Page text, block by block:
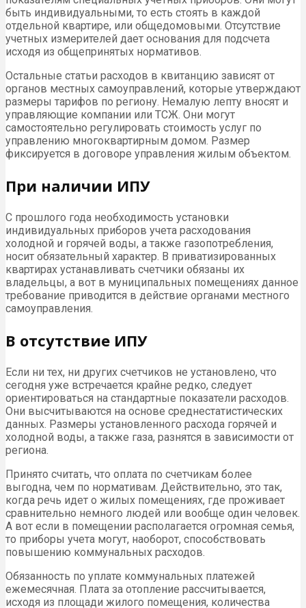
быть индивидуальными, то есть стоять в каждой
отдельной квартире, или общедомовыми. Отсутствие
учетных измерителей дает основания для подсчета
исходя из общепринятых нормативов.
Остальные статьи расходов в квитанцию зависят от
органов местных самоуправлений, которые утверждают
размеры тарифов по региону. Немалую лепту вносят и
управляющие компании или ТСЖ. Они могут
самостоятельно регулировать стоимость услуг по
управлению многоквартирным домом. Размер
фиксируется в договоре управления жилым объектом.
При наличии ИПУ
С прошлого года необходимость установки
индивидуальных приборов учета расходования
холодной и горячей воды, а также газопотребления,
носит обязательный характер. В приватизированных
квартирах устанавливать счетчики обязаны их
владельцы, а вот в муниципальных помещениях данное
требование приводится в действие органами местного
самоуправления.
В отсутствие ИПУ
Если ни тех, ни других счетчиков не установлено, что
сегодня уже встречается крайне редко, следует
ориентироваться на стандартные показатели расходов.
Они высчитываются на основе среднестатистических
данных. Размеры установленного расхода горячей и
холодной воды, а также газа, разнятся в зависимости от
региона.
Принято считать, что оплата по счетчикам более
выгодна, чем по нормативам. Действительно, это так,
когда речь идет о жилых помещениях, где проживает
сравнительно немного людей или вообще один человек.
А вот если в помещении располагается огромная семья,
то приборы учета могут, наоборот, способствовать
повышению коммунальных расходов.
Обязанность по уплате коммунальных платежей
ежемесячная. Плата за отопление рассчитывается,
исходя из площади жилого помещения, количества